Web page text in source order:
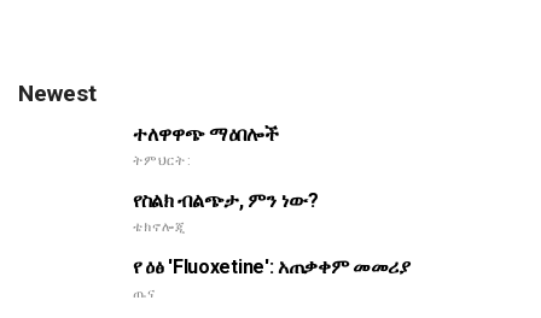
Newest
ተለዋዋጭ ማዕበሎች
ትምህርት:
የስልክ ብልጭታ, ምን ነው?
ቴክኖሎጂ
የ ዕፅ 'Fluoxetine': አጠቃቀም መመሪያ
ጤና